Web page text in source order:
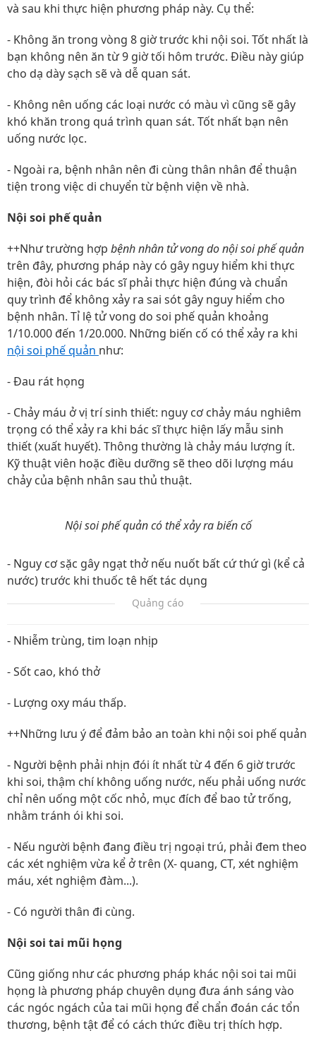
và sau khi thực hiện phương pháp này. Cụ thể:
- Không ăn trong vòng 8 giờ trước khi nội soi. Tốt nhất là
bạn không nên ăn từ 9 giờ tối hôm trước. Điều này giúp
cho dạ dày sạch sẽ và dễ quan sát.
- Không nên uống các loại nước có màu vì cũng sẽ gây
khó khăn trong quá trình quan sát. Tốt nhất bạn nên
uống nước lọc.
- Ngoài ra, bệnh nhân nên đi cùng thân nhân để thuận
tiện trong việc di chuyển từ bệnh viện về nhà.
Nội soi phế quản
++Như trường hợp bệnh nhân tử vong do nội soi phế quản
trên đây, phương pháp này có gây nguy hiểm khi thực
hiện, đòi hỏi các bác sĩ phải thực hiện đúng và chuẩn
quy trình để không xảy ra sai sót gây nguy hiểm cho
bệnh nhân. Tỉ lệ tử vong do soi phế quản khoảng
1/10.000 đến 1/20.000. Những biến cố có thể xảy ra khi
nội soi phế quản như:
- Đau rát họng
- Chảy máu ở vị trí sinh thiết: nguy cơ chảy máu nghiêm
trọng có thể xảy ra khi bác sĩ thực hiện lấy mẫu sinh
thiết (xuất huyết). Thông thường là chảy máu lượng ít.
Kỹ thuật viên hoặc điều dưỡng sẽ theo dõi lượng máu
chảy của bệnh nhân sau thủ thuật.
Nội soi phế quản có thể xảy ra biến cố
- Nguy cơ sặc gây ngạt thở nếu nuốt bất cứ thứ gì (kể cả
nước) trước khi thuốc tê hết tác dụng
Quảng cáo
- Nhiễm trùng, tim loạn nhịp
- Sốt cao, khó thở
- Lượng oxy máu thấp.
++Những lưu ý để đảm bảo an toàn khi nội soi phế quản
- Người bệnh phải nhịn đói ít nhất từ 4 đến 6 giờ trước
khi soi, thậm chí không uống nước, nếu phải uống nước
chỉ nên uống một cốc nhỏ, mục đích để bao tử trống,
nhằm tránh ói khi soi.
- Nếu người bệnh đang điều trị ngoại trú, phải đem theo
các xét nghiệm vừa kể ở trên (X- quang, CT, xét nghiệm
máu, xét nghiệm đàm...).
- Có người thân đi cùng.
Nội soi tai mũi họng
Cũng giống như các phương pháp khác nội soi tai mũi
họng là phương pháp chuyên dụng đưa ánh sáng vào
các ngóc ngách của tai mũi họng để chẩn đoán các tổn
thương, bệnh tật để có cách thức điều trị thích hợp.